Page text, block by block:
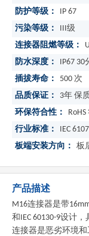
防护等级：
IP 67
污染等级：
III级
连接器阻燃等级：
防水深度：
IP67
插拔寿命：
500 次
品质保证：
3年 保
环保符合性：
行业标准：
IEC
板端安装方向：
板
产品描述
M16连接器是带
和IEC 60130-9设计
连接器是恶劣环境